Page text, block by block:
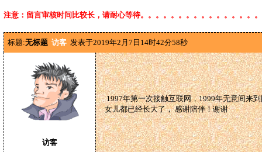
注意：留言审核时间比较长，请耐心等待。。。。。。。。。。。。。。。
标题:无标题 访客 发表于2019年2月7日14时42分58秒
访客
1997年第一次接触互联网，1999年无意间来
女儿都已经长大了， 感谢陪伴！谢谢